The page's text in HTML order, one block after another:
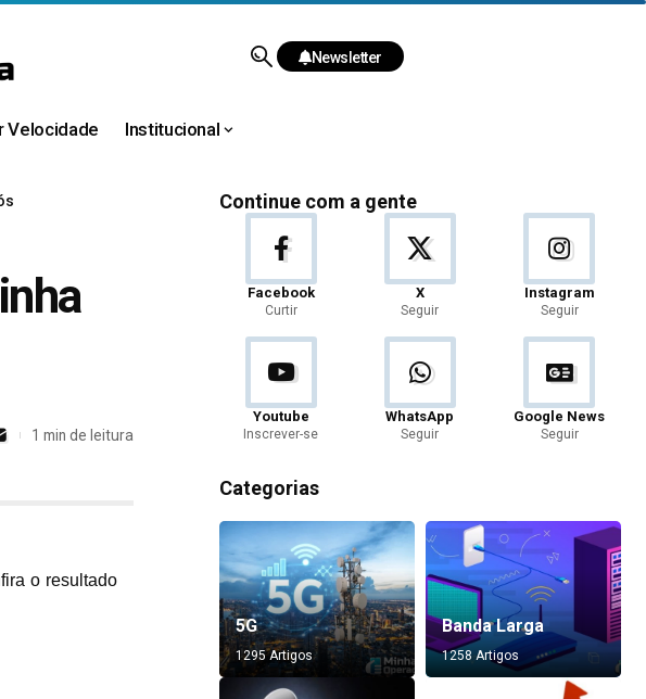
Newsletter
Velocidade Institucional
1 min de leitura
o resultado
Continue com a gente
Facebook
Curtir
X
Seguir
Instagram
Seguir
Youtube
Inscrever-se
WhatsApp
Seguir
Google News
Seguir
Categorias
5G
1295 Artigos
Banda Larga
1258 Artigos